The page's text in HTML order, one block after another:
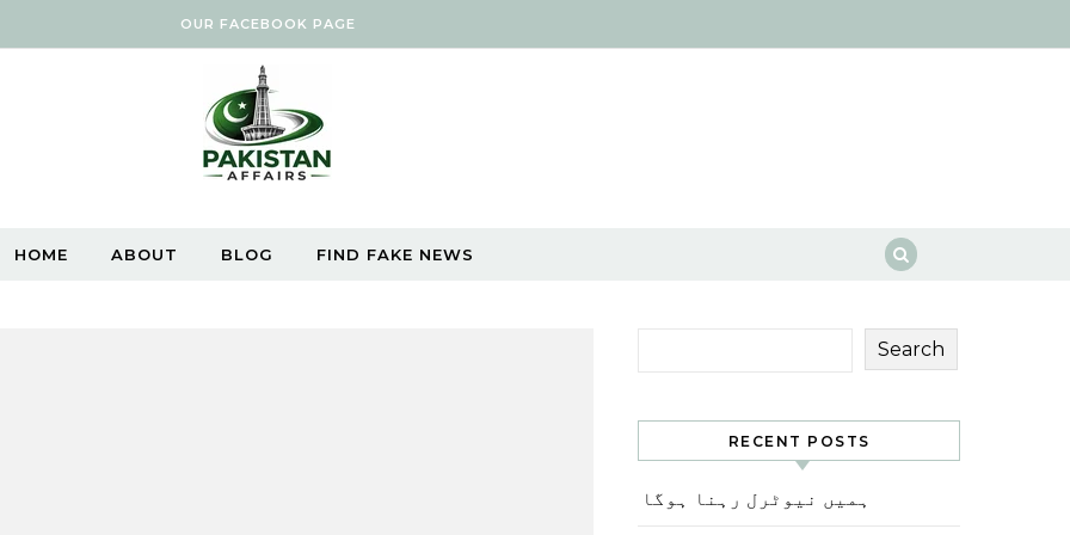
OUR FACEBOOK PAGE
HOME ABOUT BLOG FIND FAKE NEWS
Search
RECENT POSTS
ہمیں نیوٹرل رہنا ہوگا